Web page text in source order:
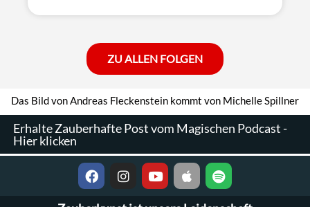
ZU ALLEN FOLGEN
Das Bild von Andreas Fleckenstein kommt von Michelle Spillner
Erhalte Zauberhafte Post vom Magischen Podcast​ -
Hier klicken